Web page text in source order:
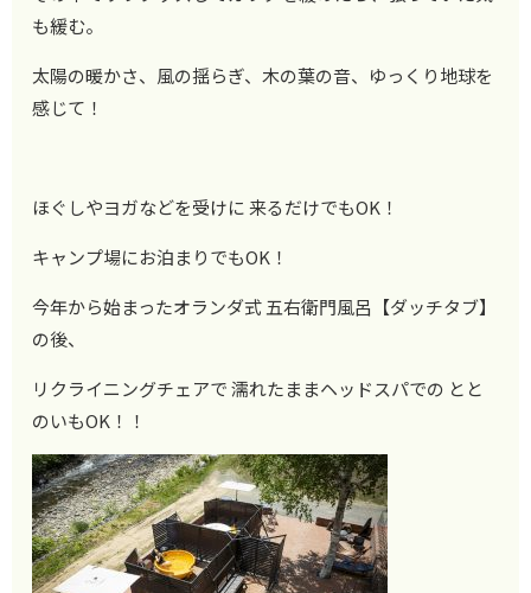
も緩む。
太陽の暖かさ、風の揺らぎ、木の葉の音、ゆっくり地球を
感じて！
ほぐしやヨガなどを受けに 来るだけでもOK！
キャンプ場にお泊まりでもOK！
今年から始まったオランダ式 五右衛門風呂【ダッチタブ】
の後、
リクライニングチェアで 濡れたままヘッドスパでの とと
のいもOK！！